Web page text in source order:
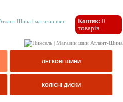
Кошик: 0
товарів
ЛЕГКОВІ ШИНИ
КОЛІСНІ ДИСКИ